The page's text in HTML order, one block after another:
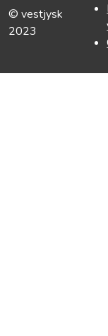
© vestjysk
2023